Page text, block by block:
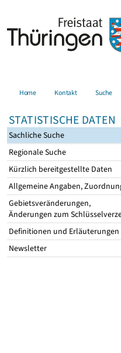
Home Kontakt Suche
STATISTISCHE DATEN
Sachliche Suche
Regionale Suche
Kürzlich bereitgestellte Daten
Allgemeine Angaben,
Gebietsveränderungen,
Änderungen zum
Definitionen und Erläuterungen
Newsletter